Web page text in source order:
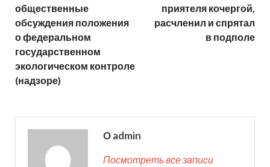
общественные
обсуждения положения
о федеральном
государственном
экологическом контроле
(надзоре)
приятеля кочергой,
расчленил и спрятал
в подполе
О admin
Посмотреть все записи